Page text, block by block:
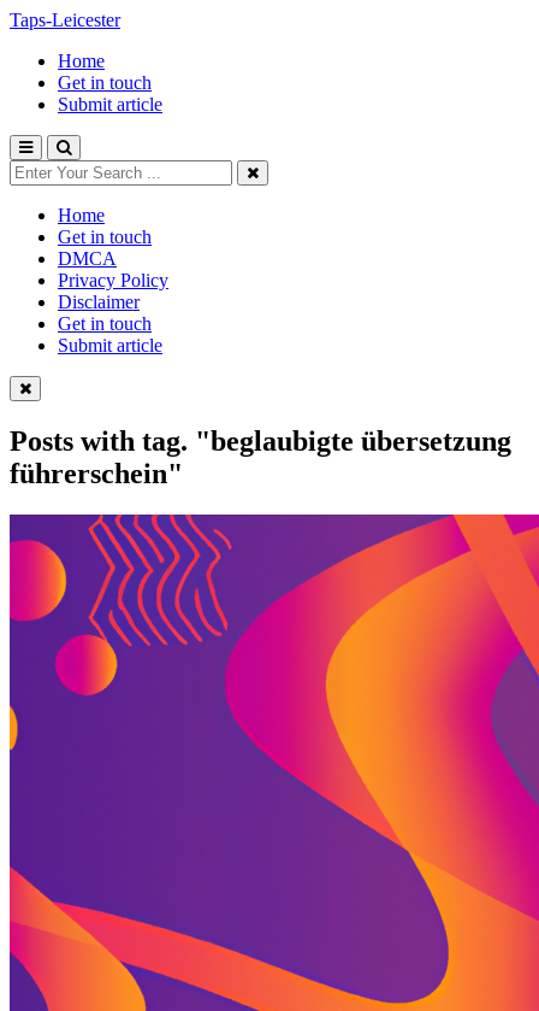
Taps-Leicester
Home
Get in touch
Submit article
Home
Get in touch
DMCA
Privacy Policy
Disclaimer
Get in touch
Submit article
Posts with tag. "beglaubigte übersetzung
führerschein"